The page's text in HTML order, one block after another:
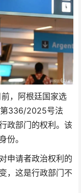
前，阿根廷国家选
第336/2025号法
政部门的权利。该
份。
申请者政治权利的
，这是行政部门不